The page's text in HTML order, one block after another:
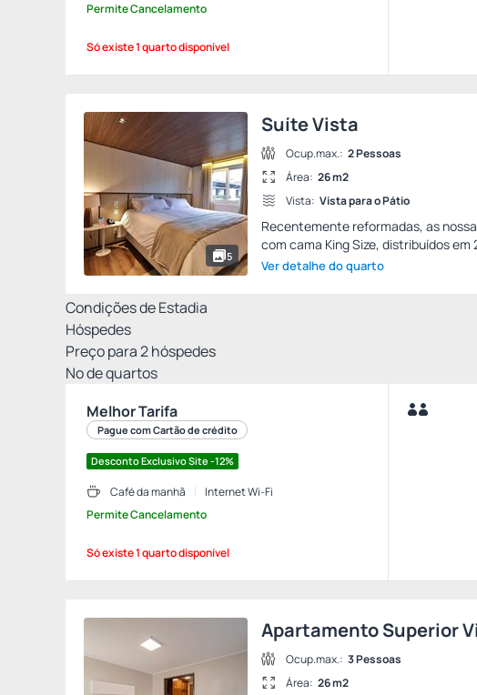
Permite Cancelamento
Só existe 1 quarto disponível
5
Suíte Vista
Ocup.max.: 2 Pessoas
Área: 26 m2
Vista: Vista para o Pátio
Recentemente reformadas, as
com cama King Size, distribuídos em
Ver detalhe do quarto
Condições de Estadia
Hóspedes
Preço para2hóspedes
Nº de quartos
Melhor Tarifa
Pague com Cartão de crédito
Desconto Exclusivo Site -12%
Café da manhã
Internet Wi-Fi
Permite Cancelamento
Só existe 1 quarto disponível
Apartamento Superior
Ocup.max.: 3 Pessoas
Área: 26 m2